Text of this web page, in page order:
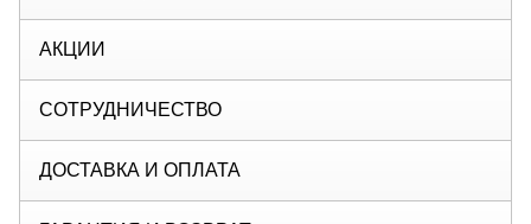
АКЦИИ
СОТРУДНИЧЕСТВО
ДОСТАВКА И ОПЛАТА